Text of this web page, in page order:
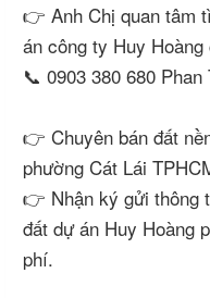
👉 Anh Chị quan tâm
án công ty Huy
📞 0903 380 680
👉 Chuyên bán đất
phường Cát Lái
👉 Nhận ký gửi thông
đất dự án Huy Hoàng
phí.